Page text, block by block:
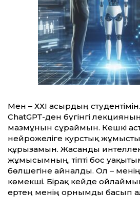
Мен – ХХІ ғасырдың
ChatGPT-ден бүгінгі
мазмұнын сұраймын. Кешкі
нейрожеліге курстық
құрғызамын. Жасанды
жұмысымның, тіпті бос
бөлшегіне айналды. Ол – менің
көмекші. Бірақ кейде
ертең менің орнымды басып